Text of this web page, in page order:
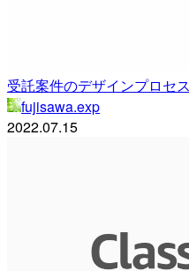
受託案件のデザインプロセ
fujisawa.exp
2022.07.15